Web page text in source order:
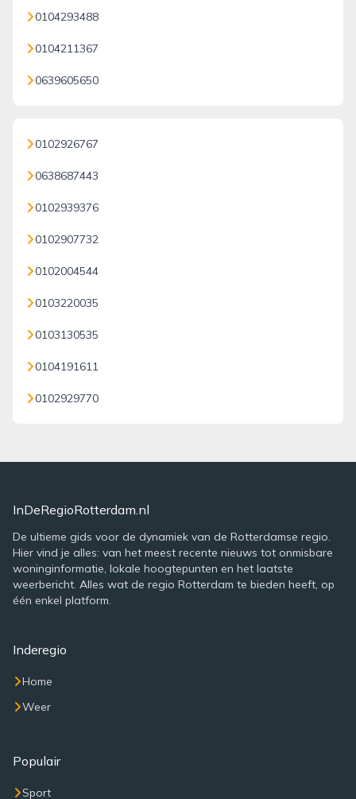
0104293488
0104211367
0639605650
0102926767
0638687443
0102939376
0102907732
0102004544
0103220035
0103130535
0104191611
0102929770
InDeRegioRotterdam.nl
De ultieme gids voor de dynamiek van de Rotterdamse regio.
Hier vind je alles: van het meest recente nieuws tot onmisbare
woninginformatie, lokale hoogtepunten en het laatste
weerbericht. Alles wat de regio Rotterdam te bieden heeft, op
één enkel platform.
Inderegio
Home
Weer
Populair
Sport